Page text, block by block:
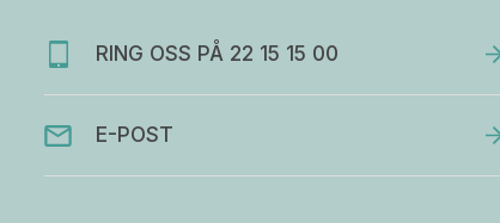
RING OSS PÅ 22 15 15 00
E-POST